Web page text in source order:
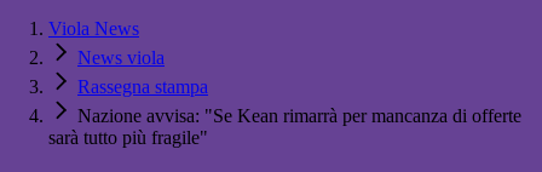
Viola News
News viola
Rassegna stampa
Nazione avvisa: "Se Kean rimarrà per mancanza di offerte
sarà tutto più fragile"